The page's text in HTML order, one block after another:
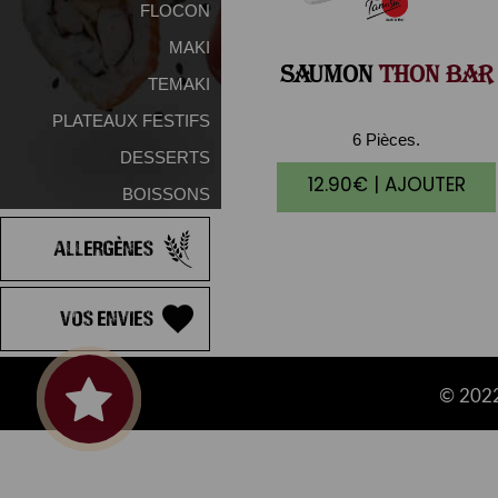
FLOCON
MAKI
TEMAKI
PLATEAUX FESTIFS
DESSERTS
BOISSONS
Allergènes
Vos Envies
SAUMONTHON BAR
6 Pièces.
12.90€ | AJOUTER
©